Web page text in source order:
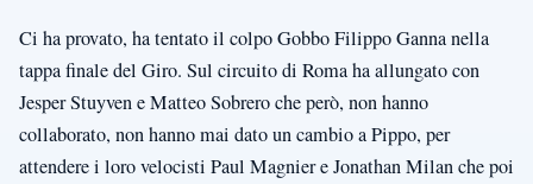
Ci ha provato, ha tentato il colpo Gobbo Filippo Ganna nella
tappa finale del Giro. Sul circuito di Roma ha allungato con
Jesper Stuyven e Matteo Sobrero che però, non hanno
collaborato, non hanno mai dato un cambio a Pippo, per
attendere i loro velocisti Paul Magnier e Jonathan Milan che poi